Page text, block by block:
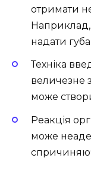
отримати
надати
Техніка
величезне
може
Реакція
може